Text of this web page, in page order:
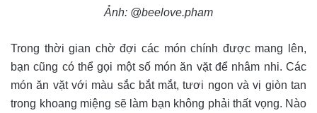
Ảnh: @beelove.pham
Trong thời gian chờ đợi các món chính được mang lên,
bạn cũng có thể gọi một số món ăn vặt để nhâm nhi. Các
món ăn vặt với màu sắc bắt mắt, tươi ngon và vị giòn tan
trong khoang miệng sẽ làm bạn không phải thất vọng. Nào